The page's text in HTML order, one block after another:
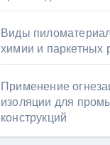
Виды
химии и паркетных
Применение
изоляции для
конструкций